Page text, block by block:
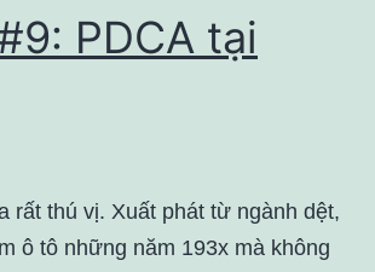
PDCA tại
rất thú vị. Xuất phát từ ngành dệt,
ô tô những năm 193x mà không